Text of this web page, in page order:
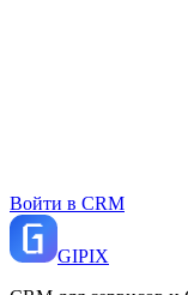
Войти в CRM
GIPIX